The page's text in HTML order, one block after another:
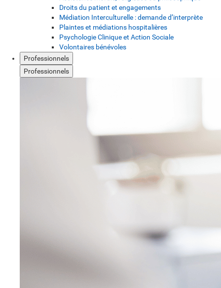
Droits du patient et engagements
Médiation Interculturelle : demande d’interprète
Plaintes et médiations hospitalières
Psychologie Clinique et Action Sociale
Volontaires bénévoles
Professionnels
Professionnels